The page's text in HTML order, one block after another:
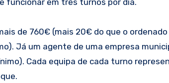
funcionar em três turnos por dia.
de 760€ (mais 20€ do que o
Já um agente de uma empresa
Cada equipa de cada turno